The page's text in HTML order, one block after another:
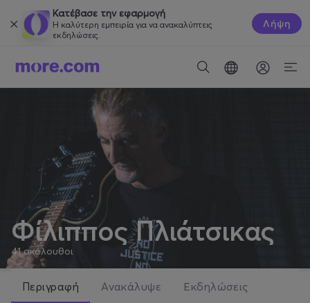
Κατέβασε την εφαρμογή
Η καλύτερη εμπειρία για να ανακαλύπτεις
εκδηλώσεις.
Λήψη
Φίλιππος Πλιάτσικας
41 ακόλουθοι
Περιγραφή Ανακάλυψε Εκδηλώσεις